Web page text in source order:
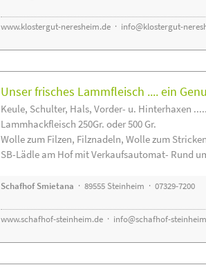
www.klostergut-neresheim.de · info@klostergut-
Unser frisches Lammfleisch .... ein
Keule, Schulter, Hals, Vorder- u. Hinterhaxen
Lammhackfleisch 250Gr. oder 500 Gr.
Wolle zum Filzen, Filznadeln, Wolle zum
SB-Lädle am Hof mit Verkaufsautomat- Rund
Schafhof Smietana · 89555 Steinheim · 07329-7200
www.schafhof-steinheim.de · info@schafhof-